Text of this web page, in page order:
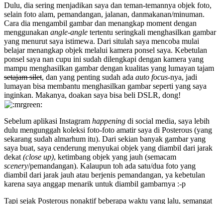
Dulu, dia sering menjadikan saya dan teman-temannya objek foto,
selain foto alam, pemandangan, jalanan, danmakanan/minuman.
Cara dia mengambil gambar dan menangkap moment dengan
menggunakan angle-angle tertentu seringkali menghasilkan gambar
yang menurut saya istimewa. Dari situlah saya mencoba mulai
belajar menangkap objek melalui kamera ponsel saya. Kebetulan
ponsel saya nan cupu ini sudah dilengkapi dengan kamera yang
mampu menghasilkan gambar dengan kualitas yang lumayan tajam
setajam silet, dan yang penting sudah ada auto focus-nya, jadi
lumayan bisa membantu menghasilkan gambar seperti yang saya
inginkan. Makanya, doakan saya bisa beli DSLR, dong!
Sebelum aplikasi Instagram happening di social media, saya lebih
dulu mengunggah koleksi foto-foto amatir saya di Posterous (yang
sekarang sudah almarhum itu). Dari sekian banyak gambar yang
saya buat, saya cenderung menyukai objek yang diambil dari jarak
dekat (close up), ketimbang objek yang jauh (semacam
scenery/pemandangan). Kalaupun toh ada satu/dua foto yang
diambil dari jarak jauh atau berjenis pemandangan, ya kebetulan
karena saya anggap menarik untuk diambil gambarnya :-p
Tapi sejak Posterous nonaktif beberapa waktu yang lalu, semangat